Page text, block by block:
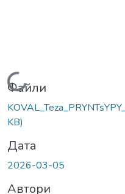
Вантажиться...
Файли
KB)
Дата
2026-03-05
Автори